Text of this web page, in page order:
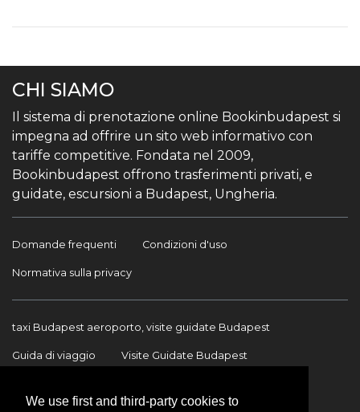
We use first and third-party cookies to
CHI SIAMO
Il sistema di prenotazione online Bookinbudapest si
impegna ad offrire un sito web informativo con
tariffe competitive. Fondata nel 2009,
Bookinbudapest offrono trasferimenti privati, e
guidate, escursioni a Budapest, Ungheria.
Domande frequenti Condizioni d'uso
Normativa sulla privacy
taxi Budapest aeroporto, visite guidate Budapest
Guida di viaggio Visite Guidate Budapest